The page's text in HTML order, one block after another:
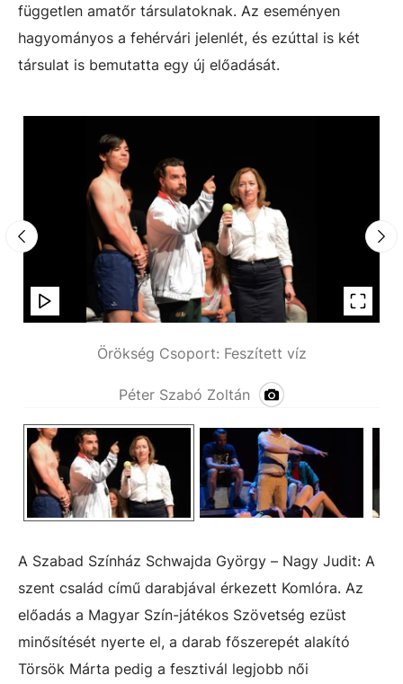
független amatőr társulatoknak. Az eseményen
hagyományos a fehérvári jelenlét, és ezúttal is két
társulat is bemutatta egy új előadását.
Örökség Csoport: Feszített víz
Péter Szabó Zoltán
A Szabad Színház Schwajda György – Nagy Judit: A
szent család című darabjával érkezett Komlóra. Az
előadás a Magyar Szín-játékos Szövetség ezüst
minősítését nyerte el, a darab főszerepét alakító
Törsök Márta pedig a fesztivál legjobb női